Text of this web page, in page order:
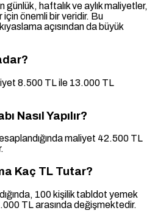
haftalık ve aylık maliyetler,
için önemli bir veridir. Bu
açısından da büyük
8.500 TL ile 13.000 TL
Nasıl Yapılır?
maliyet 42.500 TL
Kaç TL Tutar?
100 kişilik tabldot yemek
TL arasında değişmektedir.